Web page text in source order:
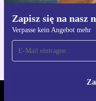
Zapisz się na nasz
Verpasse kein Angebot mehr
Dla